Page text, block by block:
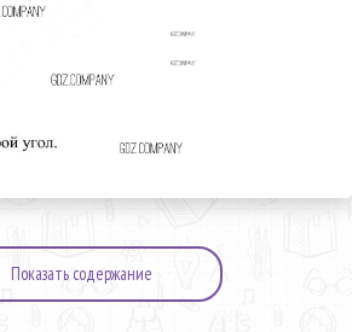
Показать содержание